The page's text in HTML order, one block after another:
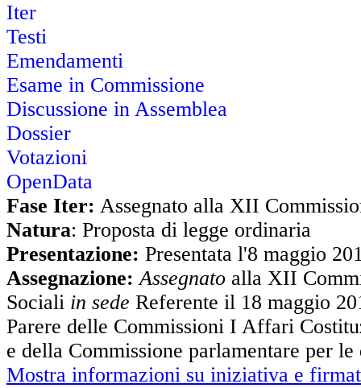
Iter
Testi
Emendamenti
Esame in Commissione
Discussione in Assemblea
Dossier
Votazioni
OpenData
Fase Iter: Assegnato alla XII
Natura: Proposta di legge ordinaria
Presentazione: Presentata l'8 maggio
Assegnazione: Assegnato alla XII
Sociali in sede Referente il 18 maggio
Parere delle Commissioni I Affari
e della Commissione parlamentare per
Mostra informazioni su iniziativa e